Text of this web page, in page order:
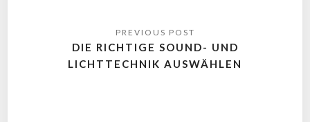
DIE RICHTIGE SOUND- UND
LICHTTECHNIK AUSWÄHLEN